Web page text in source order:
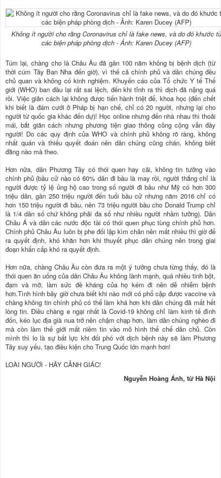
Không ít người cho rằng Coronavirus chỉ là fake news, và do đó khước
các biện pháp phòng dịch - Ảnh: Karen Ducey (AFP)
Túm lại, chàng cho là Châu Âu đã gần 100 năm không bị bệnh dịch (từ
thời cúm Tây Ban Nha đến giờ), vì thế cả chính phủ và dân chúng đều
chủ quan và không có kinh nghiệm. Khuyến cáo của Tổ chức Y tế Thế
giới (WHO) ban đầu lại rất sai lệch, đến khi tỉnh ra thì dịch đã nặng quá
rồi. Việc giãn cách lại không được tiến hành triệt để, khoa học (đến chết
khi biết là đám cưới ở Pháp bị hạn chế, chỉ có 20 người, nhưng lại cho
người từ quốc gia khác đến dự)! Học online nhưng đến nhà nhau thì thoải
mái, bắt giãn cách nhưng phương tiện giao thông công cộng vẫn đầy
người! Do các quy định của WHO và chính phủ không rõ ràng, không
nhất quán và thiếu quyết đoán nên dân chúng cũng chán, không biết
đằng nào mà theo.
Hơn nữa, dân Phương Tây có thói quen hay cãi, không tin tưởng vào
chính phủ (bầu cử nào có 60% dân đi bầu là may rồi, người thắng chỉ là
người được tỷ lệ ủng hộ cao trong số người đi bầu như Mỹ có hơn 300
triệu dân, gần 250 triệu người đến tuổi bầu cử nhưng năm 2016 chỉ có
hơn 150 triệu người đi bầu, nên 73 triệu người bầu cho Donald Trump chỉ
là 1/4 dân số chứ không phải đa số như nhiều người nhầm tưởng). Dân
Châu Á và dân các nước độc tài có thói quen phục tùng chính phủ hơn.
Chính phủ Châu Âu luôn bị phe đối lập kìm chân nên mất nhiều thì giờ để
ra quyết định, khó khăn hơn khi thuyết phục dân chúng nên trong giai
đoạn khẩn cấp khó ra quyết định.
Hơn nữa, chàng Châu Âu còn đưa ra một ý tưởng chưa từng thấy, đó là
thói quen ăn uống của dân Châu Âu không lành mạnh, quá nhiều tinh bột,
đạm và mỡ, làm sức đề kháng của họ kém đi nên dễ nhiễm bệnh
hơn.Tình hình bây giờ chưa biết khi nào mới có phổ cập được vaccine và
chàng không tin chính phủ có thể làm khá hơn khi dân chúng đã mất hết
lòng tin. Điều chàng e ngại nhất là Covid-19 không chỉ làm kinh tế đình
đốn, kéo lục địa già nua trở nên chậm chạp hơn, làm dân chúng nghèo đi
mà còn làm thế giới mất niềm tin vào mô hình thể chế dân chủ. Còn
mình thì lo là sự bất lực khi đối phó với dịch bệnh này sẽ làm Phương
Tây suy yếu, tạo điều kiện cho Trung Quốc lớn mạnh hơn!
LOÀI NGƯỜI - HÃY CẢNH GIÁC!
Nguyễn Hoàng Ánh, từ Hà Nội